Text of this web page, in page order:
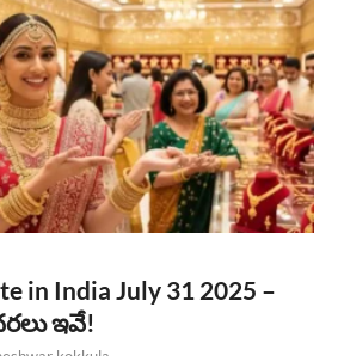
in India July 31 2025 –
ఇవే!